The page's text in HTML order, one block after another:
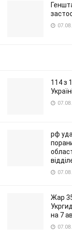
114 з
рф
Жар
на 7